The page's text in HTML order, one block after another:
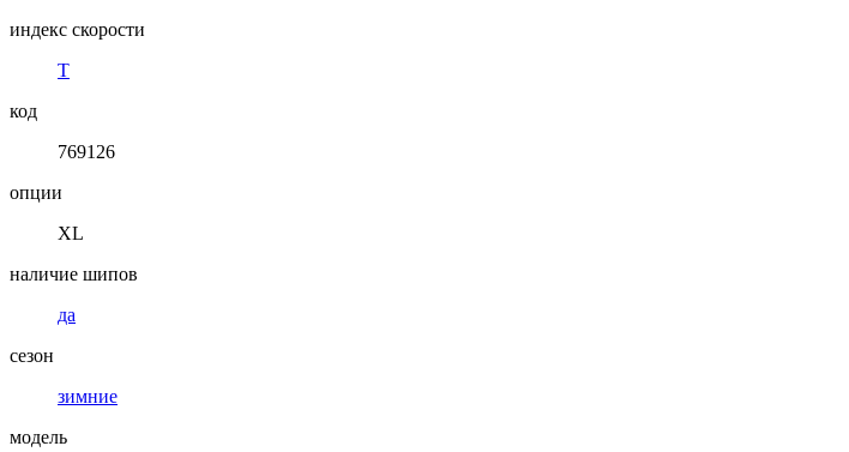
индекс скорости
T
код
769126
опции
XL
наличие шипов
да
сезон
зимние
модель